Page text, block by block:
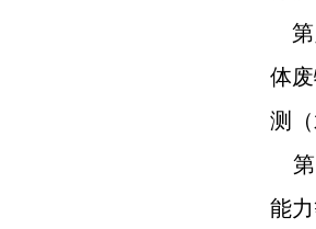
第
体
测
第
能